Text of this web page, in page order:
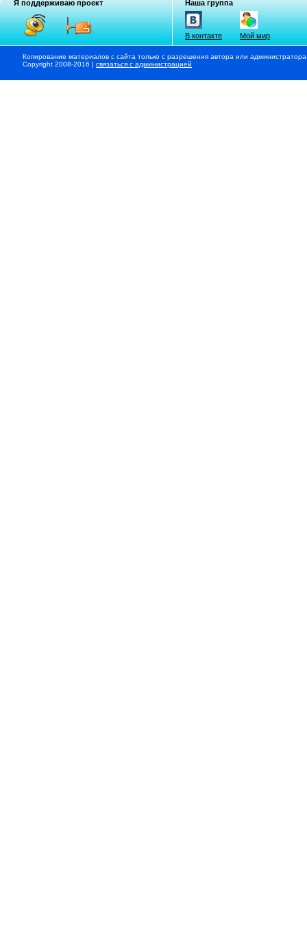
Я поддерживаю проект Наша группа
В контакте Мой мир
Копирование материалов с сайта только с разрешения автора или
Copyright 2008-2016 | связаться с администрацией